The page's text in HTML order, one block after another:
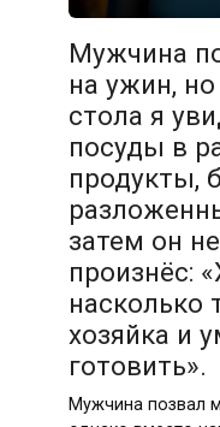
Мужчина
на ужин,
стола я
посуды в
продукты,
затем он
произнёс:
насколько
хозяйка и
готовить».
Мужчина позвал